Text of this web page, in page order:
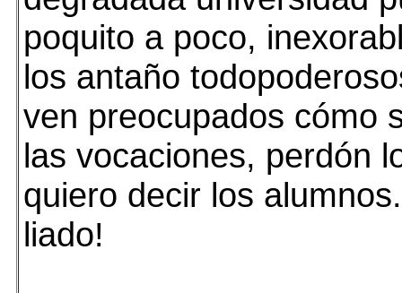
poquito a poco,
los antaño
ven preocupados cómo
las vocaciones, perdón
quiero decir los
liado!